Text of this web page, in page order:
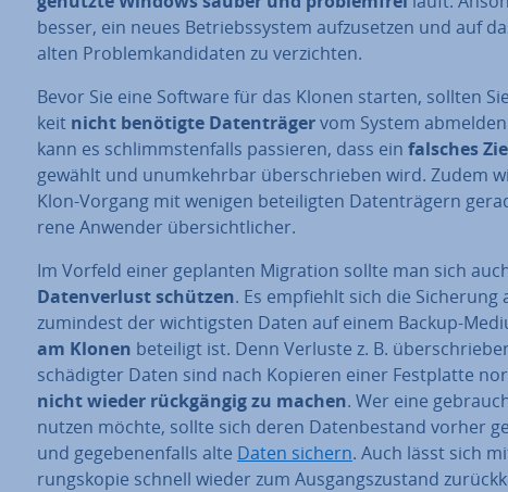
besser, ein neues Be­triebs­sys­tem auf­zu­set­zen und auf
alten Pro­blem­kan­di­da­ten zu ver­zich­ten.
Bevor Sie eine Software für das Klonen starten, sollten
keit nicht benötigte Da­ten­trä­gervom System
kann es schlimms­ten­falls passieren, dass ein falsches
ge­wählt und un­um­kehr­bar über­schrie­ben wird. Zudem
Klon-Vorgang mit wenigen be­tei­lig­ten Da­ten­trä­gern
re­ne Anwender über­sicht­li­cher.
Im Vorfeld einer geplanten Migration sollte man sich
Da­ten­ver­lust schützen. Es empfiehlt sich die Sicherung
zumindest der wich­tigs­ten Daten auf einem Backup-
am Klonen beteiligt ist. Denn Verluste z. B.
schä­dig­ter Daten sind nach Kopieren einer Fest­plat­te
nicht wieder rück­gän­gig zu machen. Wer eine
nutzen möchte, sollte sich deren Da­ten­be­stand vorher
und ge­ge­be­nen­falls alte Daten sichern. Auch lässt sich
rungs­ko­pie schnell wieder zum Aus­gangs­zu­stand